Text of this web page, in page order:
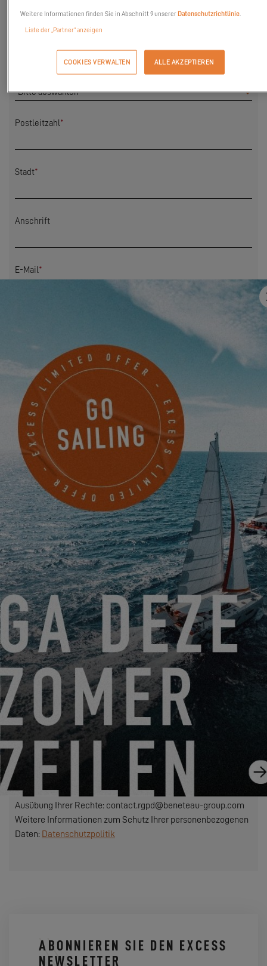
Nachname*
Postleitzahl*
Stadt*
Anschrift
E-Mail*
Haben Sie uns etwas mitzuteilen?
Ich möchte über Neuigkeiten, Veranstaltungen und
Angebote von EXCESS auf elektronischem Wege informiert
werden.
Friendly Captcha
Die Bearbeitung Ihrer Anfrage erfordert die Übertragung der in
den Pflichtfeldern dieses Formulars eingegebenen
persönlichen Daten an den von Ihnen ausgewählten Händler,
damit dieser sich mit Ihnen in Verbindung setzen kann. Durch
Klicken auf die Schaltfläche „ABSENDEN“ bestätigen Sie Ihr
Einverständnis mit der Übertragung dieser Daten.
ABSENDEN
Mit EXCESS ist Construction Navale Bordeaux gemeint, die
als Verantwortliche für die Datenverarbeitung fungiert. Ihre
personenbezogenen Daten werden verarbeitet, um Ihre
Anfrage zu beantworten, unsere Beziehungen zu Ihnen zu
verwalten und Ihnen, falls Sie sich dafür entschieden haben,
unsere Mitteilungen zuzusenden (in diesem Fall können Sie
sich jederzeit über den in unseren Sendungen enthaltenen
Link abmelden).
Ausübung Ihrer Rechte: contact.rgpd@beneteau-group.com
Weitere Informationen zum Schutz Ihrer personenbezogenen
Daten: Datenschutzpolitik
ABONNIEREN SIE DEN EXCESS
NEWSLETTER
Weitere Informationen finden Sie in Abschnitt 9 unserer Datenschutzrichtlinie
Liste der „Partner“ anzeigen
COOKIES VERWALTEN ALLE AKZEPTIEREN